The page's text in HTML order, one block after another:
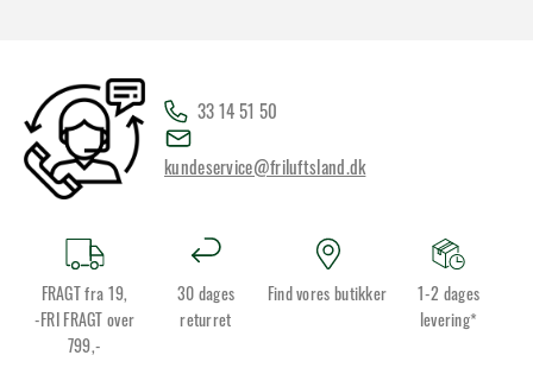
33 14 51 50
kundeservice@friluftsland.dk
FRAGT fra 19,
-FRI FRAGT over
799,-
30 dages
returret
Find vores butikker
1-2 dages
levering*